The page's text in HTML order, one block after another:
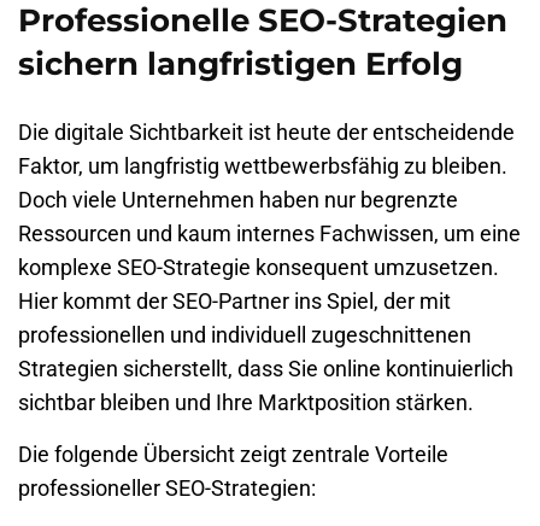
Professionelle SEO-Strategien
sichern langfristigen Erfolg
Die digitale Sichtbarkeit ist heute der entscheidende
Faktor, um langfristig wettbewerbsfähig zu bleiben.
Doch viele Unternehmen haben nur begrenzte
Ressourcen und kaum internes Fachwissen, um eine
komplexe SEO-Strategie konsequent umzusetzen.
Hier kommt der SEO-Partner ins Spiel, der mit
professionellen und individuell zugeschnittenen
Strategien sicherstellt, dass Sie online kontinuierlich
sichtbar bleiben und Ihre Marktposition stärken.
Die folgende Übersicht zeigt zentrale Vorteile
professioneller SEO-Strategien: